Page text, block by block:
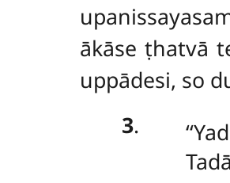
ākāse ṭhatvā
uppādesi, so
3.